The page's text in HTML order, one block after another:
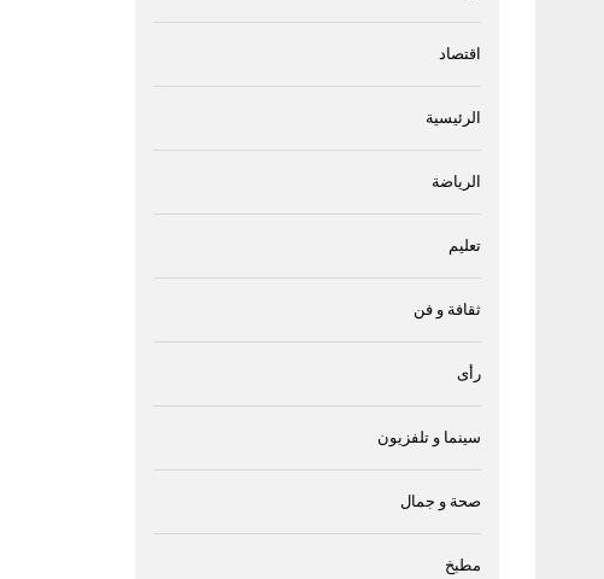
اقتصاد
الرئيسية
الرياضة
تعليم
ثقافة و فن
رأى
سينما و تلفزيون
صحة و جمال
مطبخ